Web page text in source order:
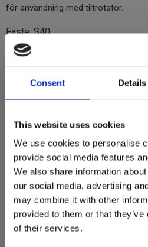
Consent Details
This website uses cookies
We use cookies to personalise
provide social media features
We also share information
our social media, advertising
may combine it with other
provided to them or that
of their services.
för användning med tiltrotator.
Fäste: S40
Bredd: 1300 mm
Volym: 300 liter
Vikt: 180 kg